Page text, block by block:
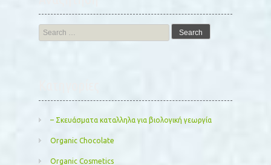
Search
for:
– Σκευάσματα καταλληλα για βιολογική γεωργία
Organic Chocolate
Organic Cosmetics